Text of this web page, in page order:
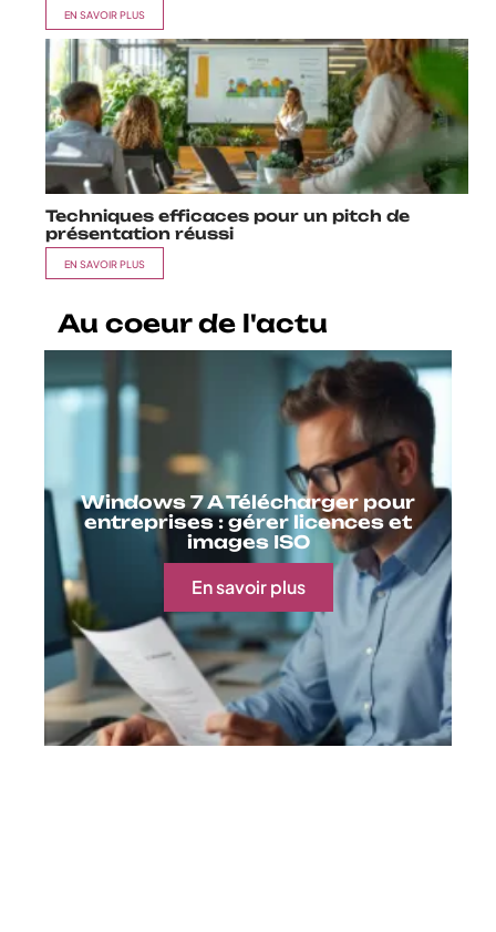
EN SAVOIR PLUS
Techniques efficaces pour un pitch de
présentation réussi
EN SAVOIR PLUS
Au coeur de l'actu
Windows 7 A Télécharger pour
entreprises : gérer licences et
images ISO
En savoir plus